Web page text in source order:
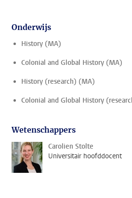
Onderwijs
History (MA)
Colonial and Global History (MA)
History (research) (MA)
Colonial and Global History
Wetenschappers
Carolien Stolte
Universitair hoofddocent